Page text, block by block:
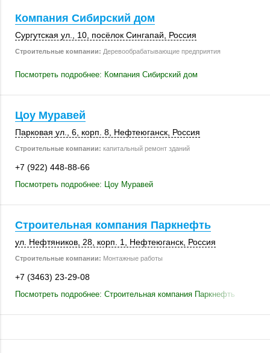
Компания Сибирский дом
Сургутская ул., 10 посёлок Сингапай Россия
Строительные компании: Деревообрабатывающие предприятия
Посмотреть подробнее: Компания Сибирский дом
Цоу Муравей
Парковая ул., 6 корп. 8 Нефтеюганск Россия
Строительные компании: капитальный ремонт зданий
+7 (922) 448-88-66
Посмотреть подробнее: Цоу Муравей
Строительная компания Паркнефть
ул. Нефтяников, 28 корп. 1 Нефтеюганск Россия
Строительные компании: Монтажные работы
+7 (3463) 23-29-08
Посмотреть подробнее: Строительная компания Паркнефть